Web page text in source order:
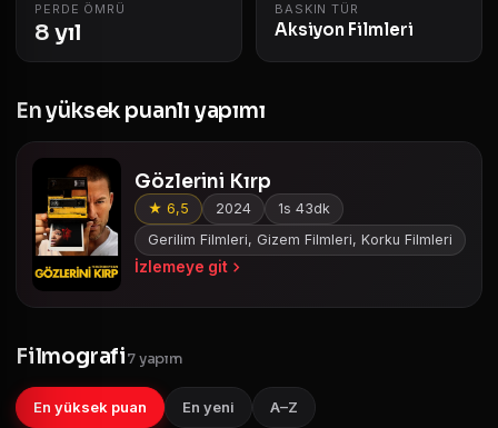
PERDE ÖMRÜ
8 yıl
BASKIN TÜR
Aksiyon Filmleri
En yüksek puanlı yapımı
Gözlerini Kırp
★ 6,5 2024
1s 43dk
Gerilim Filmleri, Gizem Filmleri, Korku Filmleri
İzlemeye git
Filmografi7 yapım
En yüksek puan En yeni A–Z